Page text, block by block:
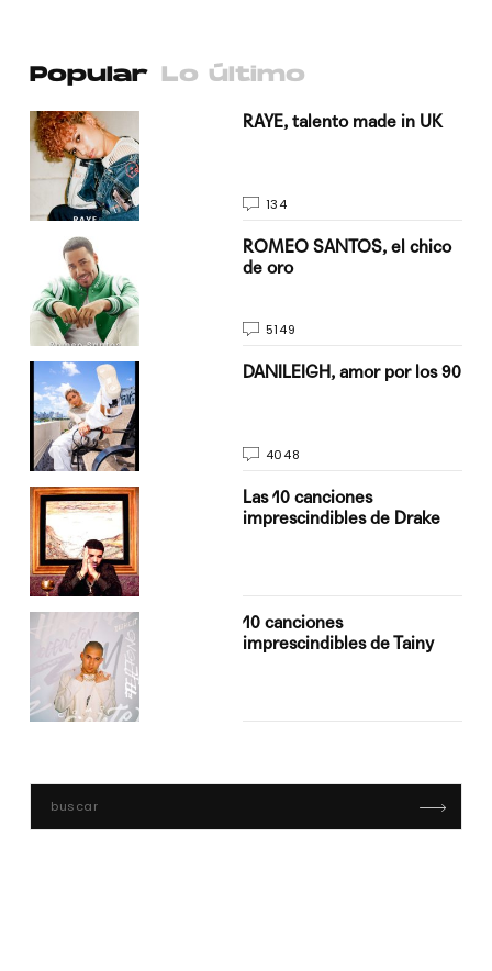
Popular Lo último
RAYE, talento made in UK
134
ROMEO SANTOS, el chico
de oro
5149
DANILEIGH, amor por los 90
4048
Las 10 canciones
imprescindibles de Drake
10 canciones
imprescindibles de Tainy